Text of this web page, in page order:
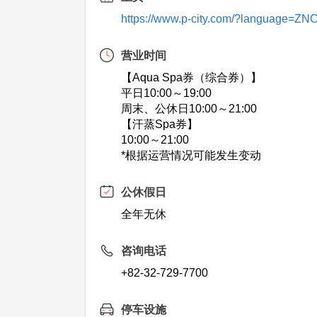
https://www.p-city.com/
营业时间
【Aqua Spa券（综合券）】
平日10:00～19:00
周末、公休日10:00～21:00
【汗蒸Spa券】
10:00～21:00
*根据运营情况可能发生变动
公休假日
全年无休
咨询电话
+82-32-729-7700
停车设施